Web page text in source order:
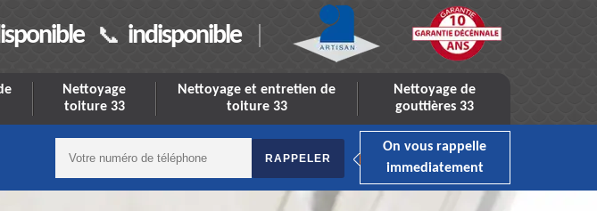
indisponible
Nettoyage
toiture 33
Nettoyage et entretien de
toiture 33
Nettoyage de
gouttières 33
On vous rappelle
immediatement